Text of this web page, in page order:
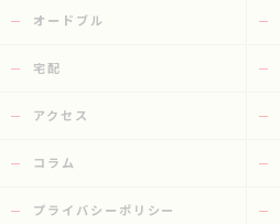
オードブル
宅配
アクセス
コラム
プライバシーポリシー